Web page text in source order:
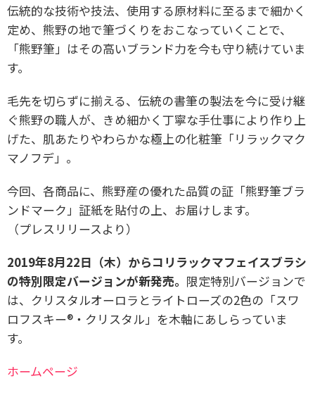
伝統的な技術や技法、使用する原材料に至るまで細かく
定め、熊野の地で筆づくりをおこなっていくことで、
「熊野筆」はその高いブランド力を今も守り続けていま
す。
毛先を切らずに揃える、伝統の書筆の製法を今に受け継
ぐ熊野の職人が、きめ細かく丁寧な手仕事により作り上
げた、肌あたりやわらかな極上の化粧筆「リラックマク
マノフデ」。
今回、各商品に、熊野産の優れた品質の証「熊野筆ブラ
ンドマーク」証紙を貼付の上、お届けします。
（プレスリリースより）
2019年8月22日（木）からコリラックマフェイスブラシ
の特別限定バージョンが新発売。 限定特別バージョンで
は、クリスタルオーロラとライトローズの2色の「スワ
ロフスキー®・クリスタル」を木軸にあしらっていま
す。
ホームページ